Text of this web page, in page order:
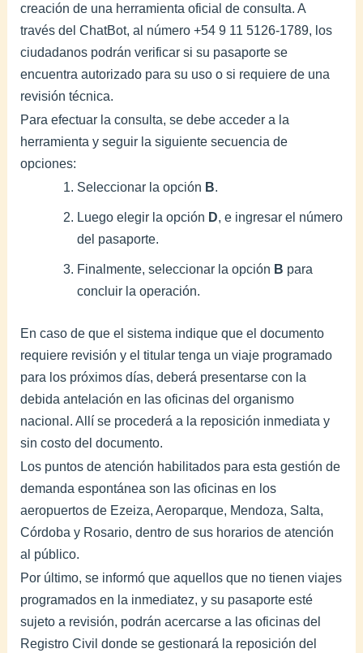
creación de una herramienta oficial de consulta. A
través del ChatBot, al número +54 9 11 5126-1789, los
ciudadanos podrán verificar si su pasaporte se
encuentra autorizado para su uso o si requiere de una
revisión técnica.
Para efectuar la consulta, se debe acceder a la
herramienta y seguir la siguiente secuencia de
opciones:
Seleccionar la opción B.
Luego elegir la opción D, e ingresar el número
del pasaporte.
Finalmente, seleccionar la opción B para
concluir la operación.
En caso de que el sistema indique que el documento
requiere revisión y el titular tenga un viaje programado
para los próximos días, deberá presentarse con la
debida antelación en las oficinas del organismo
nacional. Allí se procederá a la reposición inmediata y
sin costo del documento.
Los puntos de atención habilitados para esta gestión de
demanda espontánea son las oficinas en los
aeropuertos de Ezeiza, Aeroparque, Mendoza, Salta,
Córdoba y Rosario, dentro de sus horarios de atención
al público.
Por último, se informó que aquellos que no tienen viajes
programados en la inmediatez, y su pasaporte esté
sujeto a revisión, podrán acercarse a las oficinas del
Registro Civil donde se gestionará la reposición del